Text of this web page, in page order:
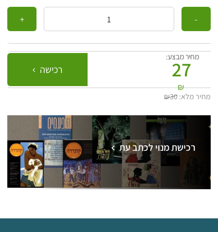
כמות
מחיר מבצע:
27
₪
רכישה
מחיר מלא:₪30
רכישת מנוי לכתב עת